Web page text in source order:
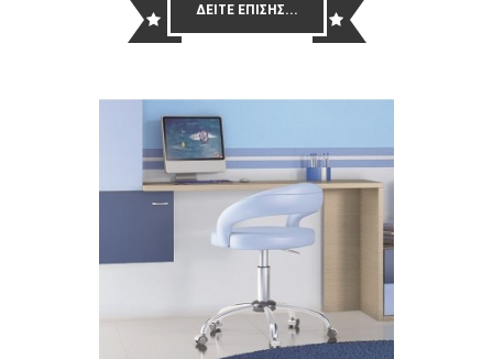
ΔΕΙΤΕ ΕΠΙΣΗΣ...